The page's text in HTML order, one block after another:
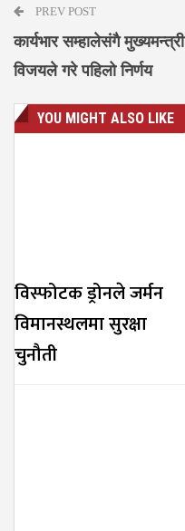
PREV POST
कार्यभार सम्हालेसंगै मुख्यमन्त्री
विजयले गरे पहिलो निर्णय
YOU MIGHT ALSO LIKE
विस्फोटक ड्रोनले जर्मन
विमानस्थलमा सुरक्षा
चुनौती